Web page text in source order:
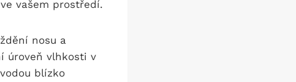
vašem prostředí.
nosu a
úroveň vlhkosti v
blízko